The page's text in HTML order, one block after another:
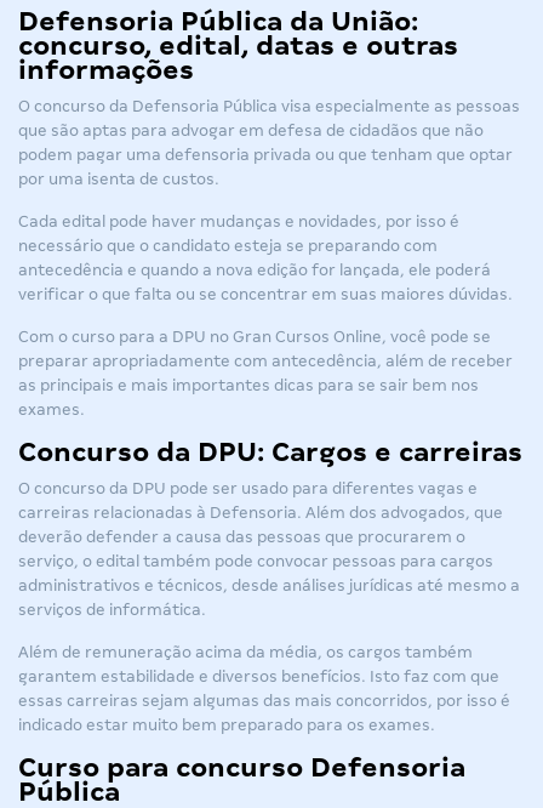
Defensoria Pública da União:
concurso, edital, datas e outras
informações
O concurso da Defensoria Pública visa especialmente as pessoas
que são aptas para advogar em defesa de cidadãos que não
podem pagar uma defensoria privada ou que tenham que optar
por uma isenta de custos.
Cada edital pode haver mudanças e novidades, por isso é
necessário que o candidato esteja se preparando com
antecedência e quando a nova edição for lançada, ele poderá
verificar o que falta ou se concentrar em suas maiores dúvidas.
Com o curso para a DPU no Gran Cursos Online, você pode se
preparar apropriadamente com antecedência, além de receber
as principais e mais importantes dicas para se sair bem nos
exames.
Concurso da DPU: Cargos e carreiras
O concurso da DPU pode ser usado para diferentes vagas e
carreiras relacionadas à Defensoria. Além dos advogados, que
deverão defender a causa das pessoas que procurarem o
serviço, o edital também pode convocar pessoas para cargos
administrativos e técnicos, desde análises jurídicas até mesmo a
serviços de informática.
Além de remuneração acima da média, os cargos também
garantem estabilidade e diversos benefícios. Isto faz com que
essas carreiras sejam algumas das mais concorridos, por isso é
indicado estar muito bem preparado para os exames.
Curso para concurso Defensoria
Pública